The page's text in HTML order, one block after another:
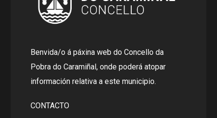
Benvida/o á páxina web do Concello da
Pobra do Caramiñal, onde poderá atopar
información relativa a este municipio.
CONTACTO